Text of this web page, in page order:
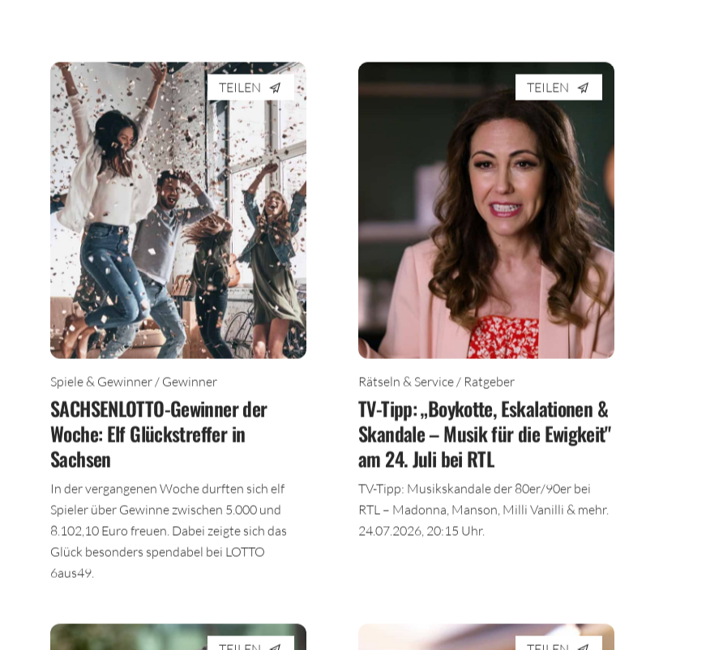
TEILEN
Spiele & Gewinner / Gewinner
SACHSENLOTTO-Gewinner der
Woche: Elf Glückstreffer in
Sachsen
In der vergangenen Woche durften sich elf
Spieler über Gewinne zwischen 5.000 und
8.102,10 Euro freuen. Dabei zeigte sich das
Glück besonders spendabel bei LOTTO
6aus49.
TEILEN
Rätseln & Service / Ratgeber
TV-Tipp: „Boykotte, Eskalationen &
Skandale – Musik für die Ewigkeit"
am 24. Juli bei RTL
TV-Tipp: Musikskandale der 80er/90er bei
RTL – Madonna, Manson, Milli Vanilli & mehr.
24.07.2026, 20:15 Uhr.